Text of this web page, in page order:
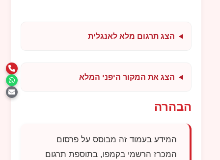
הצג תרגום מלא לאנגלית
הצג את המקור היפני המלא
הבהרה
המידע בעמוד זה מבוסס על פרסום
המכרז הרשמי בקמפו, בתוספת תרגום